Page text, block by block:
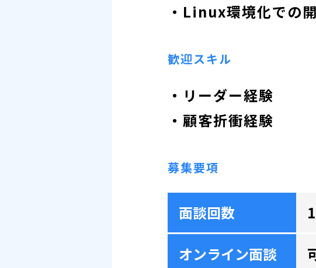
・Linux環境化での
歓迎スキル
・リーダー経験
・顧客折衝経験
募集要項
面談回数
オンライン面談